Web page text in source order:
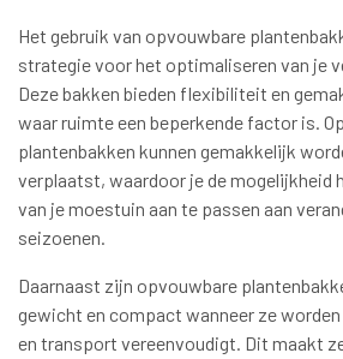
Het gebruik van opvouwbare
strategie voor het optimaliseren van je
Deze bakken bieden flexibiliteit en
waar ruimte een beperkende factor is.
plantenbakken kunnen gemakkelijk
verplaatst, waardoor je de mogelijkheid
van je moestuin aan te passen aan
seizoenen.
Daarnaast zijn opvouwbare
gewicht en compact wanneer ze
en transport vereenvoudigt. Dit maakt